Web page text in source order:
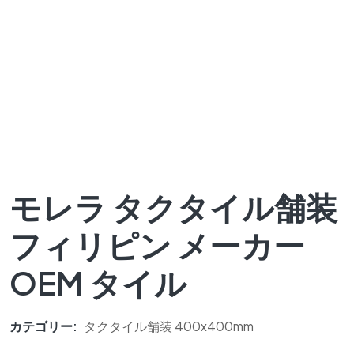
モレラ タクタイル舗装
フィリピン メーカー
OEM タイル
カテゴリー: タクタイル舗装 400x400mm